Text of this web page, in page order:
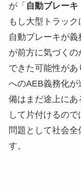
が「 自動ブレー
もし大型トラッ
自動ブレーキが
が前方に気づく
できた可能性が
へのAEB義務化
備はまだ途上にあ
して片付けるの
問題として社会
す。